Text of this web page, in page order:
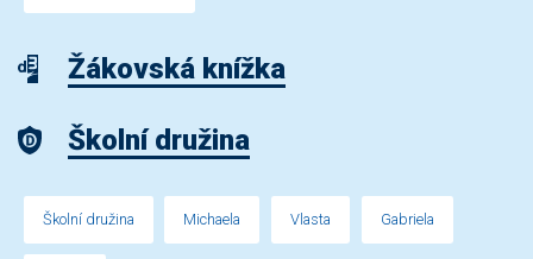
Žákovská knížka
Školní družina
Školní družina Michaela Vlasta Gabriela